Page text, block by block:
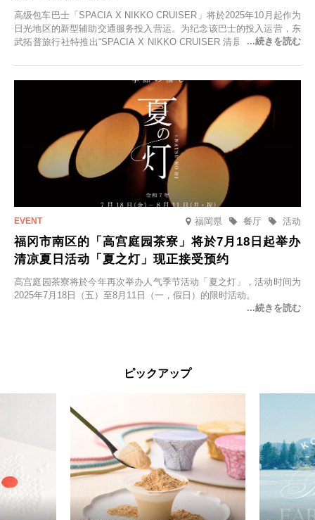
高级包车巴士「SPACIA X NIKKO CRUISER」将於2025年10月起作为
日光地区的新型辅助交通服务投入营运。为纪念该巴士的投入运营，东
武拓普旅行社特推出“SPACIA X NIKKO CRUISER 清晨赏红叶之旅”，
福岡県 活动
餐厅
福冈市南区的「高宫庭园茶寮」将於7月18日起举办
清凉夏日活动「夏之灯」现正接受预约
高宫庭园茶寮将於今年再次举办人气季节活动「夏之灯」，活动时间为
2025年7月18日（五）至8月11日（一，假日）的限时活动。
ピックアップ